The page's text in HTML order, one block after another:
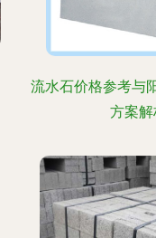
流水石价格参考与
方案